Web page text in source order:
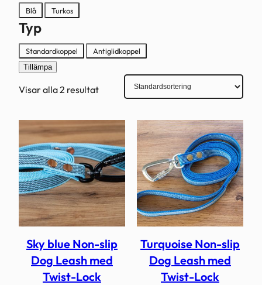
Färg
Blå Turkos
Typ
Typ
Standardkoppel Antiglidkoppel
Tillämpa
Visar alla 2 resultat
Sky blue Non-slip
Dog Leash med
Twist-Lock
Turquoise Non-slip
Dog Leash med
Twist-Lock